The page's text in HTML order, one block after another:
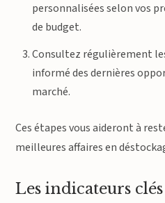
personnalisées selon vos
de budget.
Consultez régulièrement
informé des dernières
marché.
Ces étapes vous aideront à
meilleures affaires en
Les indicateurs